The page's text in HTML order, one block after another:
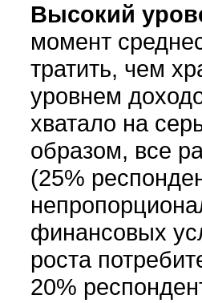
Высокий
момент
тратить, чем
уровнем
хватало на
образом, все
(25%
финансовых
роста
20%